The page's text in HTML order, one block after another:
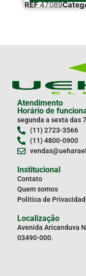
REF47089
Atendimento
Horário de
segunda a sexta das
(11) 2723-3566
(11) 4800-0900
Institucional
Contato
Quem somos
Política de
Localização
Avenida Aricanduva
03490-000.